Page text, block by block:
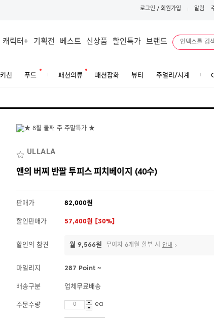
로그인 / 회원가입 알림
캐릭터+ 기획전 베스트 신상품 할인특가 브랜드
키친 푸드 패션의류 패션잡화 뷰티 주얼리/시계
ULLALA
앤의 버찌 반팔 투피스 피치베이지 (40수)
판매가 82,000원
할인판매가 57,400원 [30%]
할인의 참견 월 9,566원 무이자 6개월 할부 시 안내
마일리지 287 Point ~
배송구분 업체무료배송
주문수량 ea